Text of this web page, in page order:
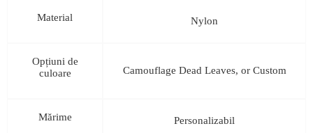
Material Nylon
Opțiuni de
culoare
Camouflage Dead Leaves, or Custom
Mărime Personalizabil